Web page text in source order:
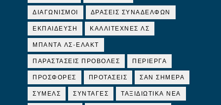
ΔΙΑΓΩΝΙΣΜΟΙ ΔΡΑΣΕΙΣ ΣΥΝΑΔΕΛΦΩΝ
ΕΚΠΑΙΔΕΥΣΗ ΚΑΛΛΙΤΕΧΝΕΣ ΛΣ
ΜΠΑΝΤΑ ΛΣ-ΕΛΑΚΤ
ΠΑΡΑΣΤΑΣΕΙΣ ΠΡΟΒΟΛΕΣ ΠΕΡΙΕΡΓΑ
ΠΡΟΣΦΟΡΕΣ ΠΡΟΤΑΣΕΙΣ ΣΑΝ ΣΗΜΕΡΑ
ΣΥΜΕΛΣ ΣΥΝΤΑΓΕΣ ΤΑΞΙΔΙΩΤΙΚΑ ΝΕΑ